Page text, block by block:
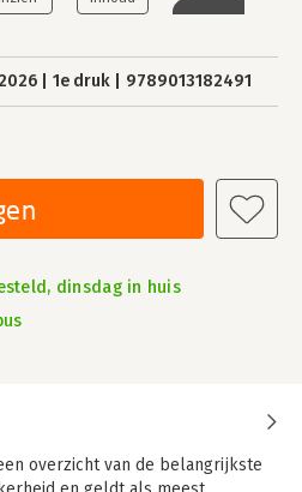
2026 1e druk 9789013182491
dinsdag in huis
overzicht van de belangrijkste